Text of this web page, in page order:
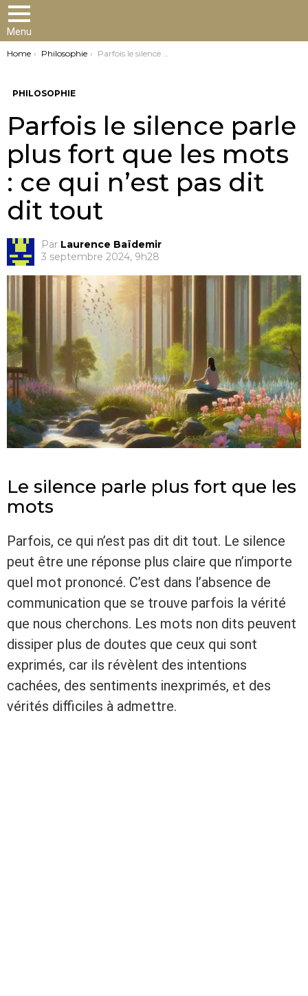
Menu
You are here:
Home Philosophie Parfois le silence parle plus fort que les mots : ce qui n’est pas dit dit tout
PHILOSOPHIE
Parfois le silence parle
plus fort que les mots
: ce qui n’est pas dit
dit tout
Par Laurence Baïdemir
3 septembre 2024, 9h28
Le silence parle plus fort que les
mots
Parfois, ce qui n’est pas dit dit tout. Le silence
peut être une réponse plus claire que n’importe
quel mot prononcé. C’est dans l’absence de
communication que se trouve parfois la vérité
que nous cherchons. Les mots non dits peuvent
dissiper plus de doutes que ceux qui sont
exprimés, car ils révèlent des intentions
cachées, des sentiments inexprimés, et des
vérités difficiles à admettre.